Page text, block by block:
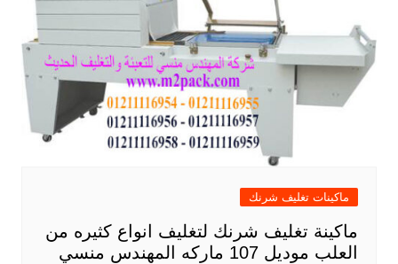
ماكينات تغليف شرنك
ماكينة تغليف شرنك لتغليف انواع كثيره من
العلب موديل 107 ماركه المهندس منسي